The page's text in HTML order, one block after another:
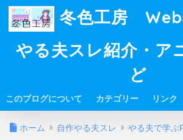
冬色工房 Web
やる夫スレ紹介・ア
ど
このブログについて カテゴリー リンク
ホーム 自作やる夫スレ やる夫で学ぶ